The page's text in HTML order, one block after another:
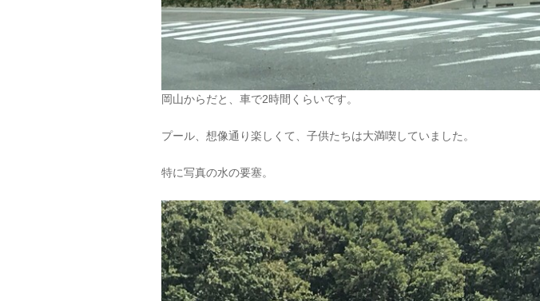
岡山からだと、車で2時間くらいです。
プール、想像通り楽しくて、子供たちは大満喫していました。
特に写真の水の要塞。